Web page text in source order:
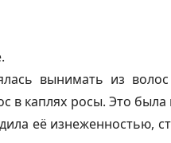
вынимать из
в каплях росы. Это была
её изнеженностью,